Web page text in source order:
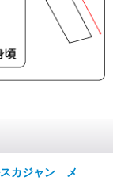
スカジャン メ